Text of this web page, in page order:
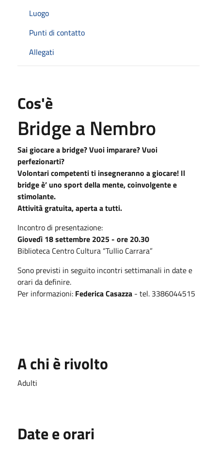
Luogo
Punti di contatto
Allegati
Cos'è
Bridge a Nembro
Sai giocare a bridge?Vuoi imparare?Vuoi
perfezionarti?
Volontari competenti ti insegneranno a giocare! Il
bridge è’ uno sport della mente, coinvolgente e
stimolante.
Attività gratuita, aperta a tutti.
Incontro di presentazione:
Giovedì 18 settembre 2025 - ore 20.30
Biblioteca Centro Cultura “Tullio Carrara”
Sono previsti in seguito incontri settimanali in date e
orari da definire.
Per informazioni: Federica Casazza - tel. 3386044515
A chi è rivolto
Adulti
Date e orari